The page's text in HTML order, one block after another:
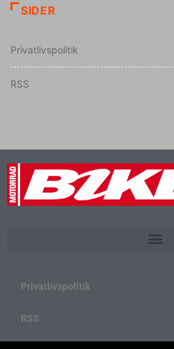
SIDER
Privatlivspolitik
RSS
Privatlivspolitik
RSS